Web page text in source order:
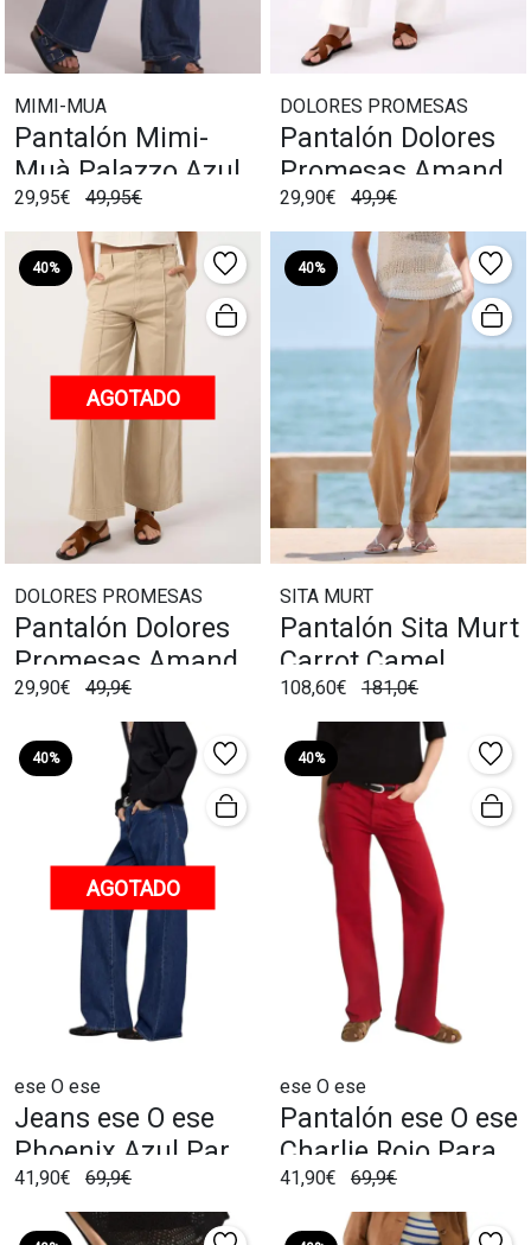
MIMI-MUA
Pantalón Mimi-
Muà Palazzo Azul
29,95€ 49,95€
DOLORES PROMESAS
Pantalón Dolores
Promesas Amanda
Blanco
29,90€ 49,9€
40%
AGOTADO
DOLORES PROMESAS
Pantalón Dolores
Promesas Amanda
Camel
29,90€ 49,9€
40%
SITA MURT
Pantalón Sita Murt
Carrot Camel
108,60€ 181,0€
40%
AGOTADO
ese O ese
Jeans ese O ese
Phoenix Azul Para
Mujer
41,90€ 69,9€
40%
ese O ese
Pantalón ese O ese
Charlie Rojo Para
Mujer.
41,90€ 69,9€